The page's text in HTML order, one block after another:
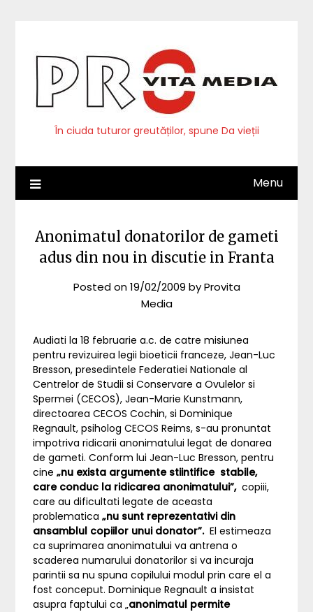
În ciuda tuturor greutăților, spune Da vieții
Menu
Anonimatul donatorilor de gameti
adus din nou in discutie in Franta
Posted on19/02/2009 byProvita
Media
Audiati la 18 februarie a.c. de catre misiunea
pentru revizuirea legii bioeticii franceze, Jean-Luc
Bresson, presedintele Federatiei Nationale al
Centrelor de Studii si Conservare a Ovulelor si
Spermei (CECOS), Jean-Marie Kunstmann,
directoarea CECOS Cochin, si Dominique
Regnault, psiholog CECOS Reims, s-au pronuntat
impotriva ridicarii anonimatului legat de donarea
de gameti. Conform lui Jean-Luc Bresson, pentru
cine„nu exista argumente stiintifice stabile,
care conduc la ridicarea anonimatului”, copiii,
care au dificultati legate de aceasta
problematica„nu sunt reprezentativi din
ansamblul copiilor unui donator”. El estimeaza
ca suprimarea anonimatului va antrena o
scaderea numarului donatorilor si va incuraja
parintii sa nu spuna copilului modul prin care el a
fost conceput. Dominique Regnault a insistat
asupra faptului ca „anonimatul permite